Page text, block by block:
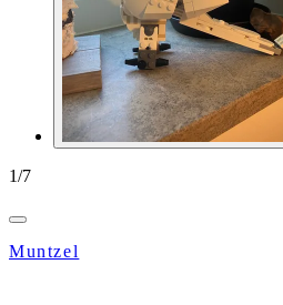
1/7
Muntzel